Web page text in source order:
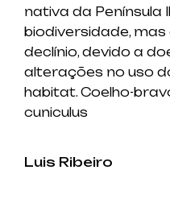
nativa da Península
biodiversidade,
declínio, devido a
alterações no uso
habitat. Coelho-
cuniculus
Luis Ribeiro